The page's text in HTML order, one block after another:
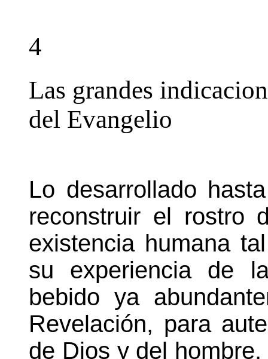
4
Las grandes
del Evangelio
Lo desarrollado
reconstruir el rostro
existencia humana
su experiencia de
bebido ya
Revelación, para
de Dios y del